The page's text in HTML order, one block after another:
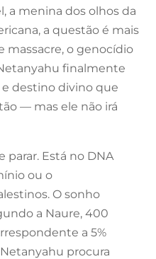
a menina dos olhos da
a questão é mais
massacre, o genocídio
finalmente
e destino divino que
— mas ele não irá
parar. Está no DNA
ou o
O sonho
a Naure, 400
a 5%
procura